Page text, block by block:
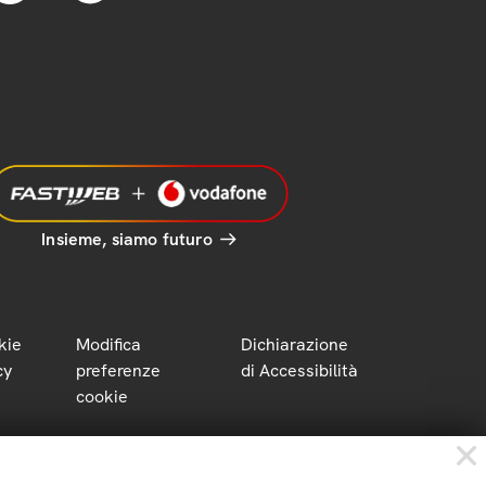
Insieme, siamo futuro
Modifica
preferenze
cookie
Dichiarazione
di Accessibilità